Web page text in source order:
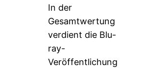
In der
Gesamtwertung
verdient die Blu-
ray-
Veröffentlichung